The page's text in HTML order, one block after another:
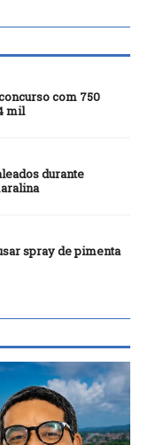
com 750
mil
durante
spray de pimenta